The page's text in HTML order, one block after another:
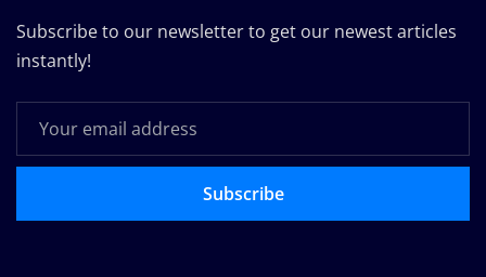
Subscribe to our newsletter to get our newest articles
instantly!
Subscribe